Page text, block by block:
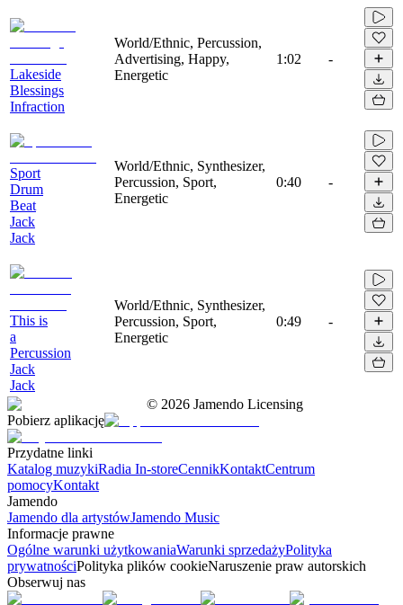
Lakeside
Blessings
Infraction
World/Ethnic, Percussion,
Advertising, Happy,
Energetic
1:02 -
Sport
Drum
Beat
Jack
Jack
World/Ethnic, Synthesizer,
Percussion, Sport,
Energetic
0:40 -
This is
a
Percussion
Jack
Jack
World/Ethnic, Synthesizer,
Percussion, Sport,
Energetic
0:49 -
© 2026 Jamendo Licensing
Pobierz aplikację
Przydatne linki
Katalog muzykiRadia In-storeCennikKontaktCentrum
pomocyKontakt
Jamendo
Jamendo dla artystówJamendo Music
Informacje prawne
Ogólne warunki użytkowaniaWarunki sprzedażyPolityka
prywatnościPolityka plików cookieNaruszenie praw autorskich
Obserwuj nas